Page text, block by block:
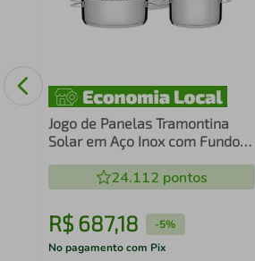
Jogo de Panelas Tramontina
Solar em Aço Inox com Fundo
24.112 pontos
R$ 687,18 -5%
No pagamento com Pix